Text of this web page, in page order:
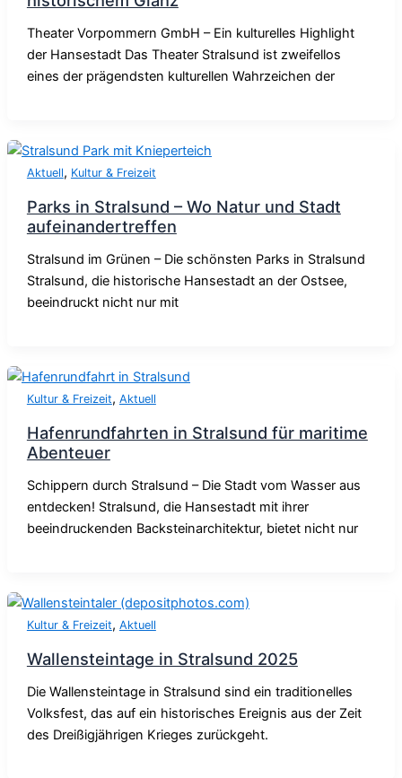
Theater Vorpommern GmbH – Ein kulturelles Highlight
der Hansestadt Das Theater Stralsund ist zweifellos
eines der prägendsten kulturellen Wahrzeichen der
Aktuell, Kultur & Freizeit
Parks in Stralsund – Wo Natur und Stadt
aufeinandertreffen
Stralsund im Grünen – Die schönsten Parks in Stralsund
Stralsund, die historische Hansestadt an der Ostsee,
beeindruckt nicht nur mit
Kultur & Freizeit, Aktuell
Hafenrundfahrten in Stralsund für maritime
Abenteuer
Schippern durch Stralsund – Die Stadt vom Wasser aus
entdecken! Stralsund, die Hansestadt mit ihrer
beeindruckenden Backsteinarchitektur, bietet nicht nur
Kultur & Freizeit, Aktuell
Wallensteintage in Stralsund 2025
Die Wallensteintage in Stralsund sind ein traditionelles
Volksfest, das auf ein historisches Ereignis aus der Zeit
des Dreißigjährigen Krieges zurückgeht.